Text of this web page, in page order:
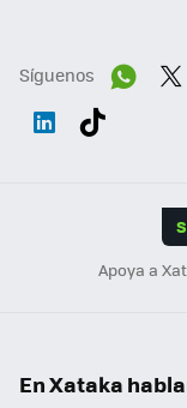
Síguenos
Apoya a
En Xataka